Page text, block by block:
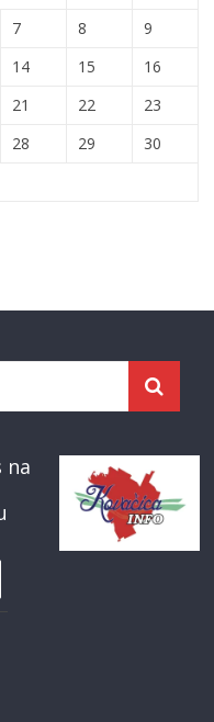
7 8
9
14 15
16
21 22
23
28 29
30
na